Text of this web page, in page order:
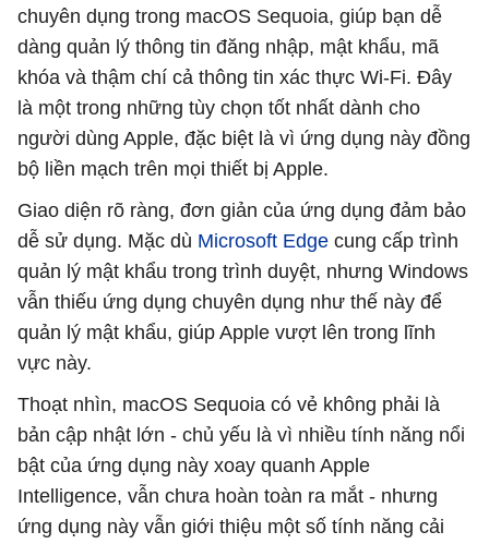
chuyên dụng trong macOS Sequoia, giúp bạn dễ
dàng quản lý thông tin đăng nhập, mật khẩu, mã
khóa và thậm chí cả thông tin xác thực Wi-Fi. Đây
là một trong những tùy chọn tốt nhất dành cho
người dùng Apple, đặc biệt là vì ứng dụng này đồng
bộ liền mạch trên mọi thiết bị Apple.
Giao diện rõ ràng, đơn giản của ứng dụng đảm bảo
dễ sử dụng. Mặc dù Microsoft Edge cung cấp trình
quản lý mật khẩu trong trình duyệt, nhưng Windows
vẫn thiếu ứng dụng chuyên dụng như thế này để
quản lý mật khẩu, giúp Apple vượt lên trong lĩnh
vực này.
Thoạt nhìn, macOS Sequoia có vẻ không phải là
bản cập nhật lớn - chủ yếu là vì nhiều tính năng nổi
bật của ứng dụng này xoay quanh Apple
Intelligence, vẫn chưa hoàn toàn ra mắt - nhưng
ứng dụng này vẫn giới thiệu một số tính năng cải